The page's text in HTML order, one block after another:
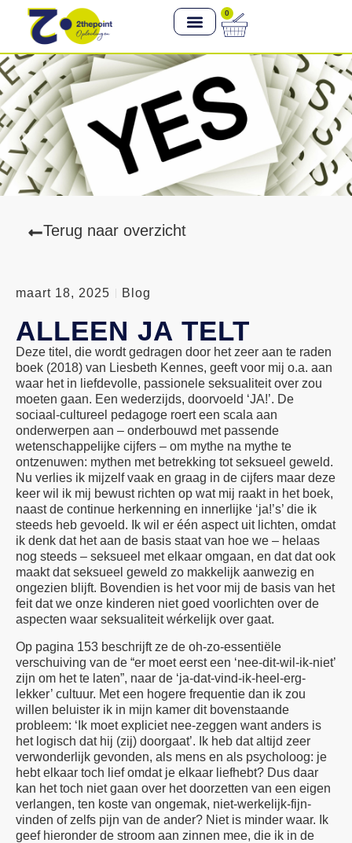
0
Terug naar overzicht
maart 18, 2025 Blog
ALLEEN JA TELT
Deze titel, die wordt gedragen door het zeer aan te raden
boek (2018) van Liesbeth Kennes, geeft voor mij o.a. aan
waar het in liefdevolle, passionele seksualiteit over zou
moeten gaan. Een wederzijds, doorvoeld ‘JA!’. De
sociaal-cultureel pedagoge roert een scala aan
onderwerpen aan – onderbouwd met passende
wetenschappelijke cijfers – om mythe na mythe te
ontzenuwen: mythen met betrekking tot seksueel geweld.
Nu verlies ik mijzelf vaak en graag in de cijfers maar deze
keer wil ik mij bewust richten op wat mij raakt in het boek,
naast de continue herkenning en innerlijke ‘ja!’s’ die ik
steeds heb gevoeld. Ik wil er één aspect uit lichten, omdat
ik denk dat het aan de basis staat van hoe we – helaas
nog steeds – seksueel met elkaar omgaan, en dat dat ook
maakt dat seksueel geweld zo makkelijk aanwezig en
ongezien blijft. Bovendien is het voor mij de basis van het
feit dat we onze kinderen niet goed voorlichten over de
aspecten waar seksualiteit wérkelijk over gaat.
Op pagina 153 beschrijft ze de oh-zo-essentiële
verschuiving van de “er moet eerst een ‘nee-dit-wil-ik-niet’
zijn om het te laten”, naar de ‘ja-dat-vind-ik-heel-erg-
lekker’ cultuur. Met een hogere frequentie dan ik zou
willen beluister ik in mijn kamer dit bovenstaande
probleem: ‘Ik moet expliciet nee-zeggen want anders is
het logisch dat hij (zij) doorgaat’. Ik heb dat altijd zeer
verwonderlijk gevonden, als mens en als psycholoog: je
hebt elkaar toch lief omdat je elkaar liefhebt? Dus daar
kan het toch niet gaan over het doorzetten van een eigen
verlangen, ten koste van ongemak, niet-werkelijk-fijn-
vinden of zelfs pijn van de ander? Niet is minder waar. Ik
geef hieronder de stroom aan zinnen mee, die ik in de